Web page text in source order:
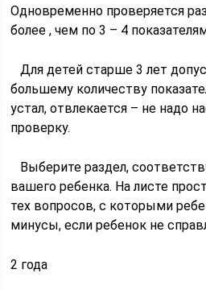
Одновременно проверяется
более , чем по 3 – 4
Для детей старше 3 лет
большему количеству
устал, отвлекается – не надо
проверку.
Выберите раздел,
вашего ребенка. На листе
тех вопросов, с которыми
минусы, если ребенок не
2 года